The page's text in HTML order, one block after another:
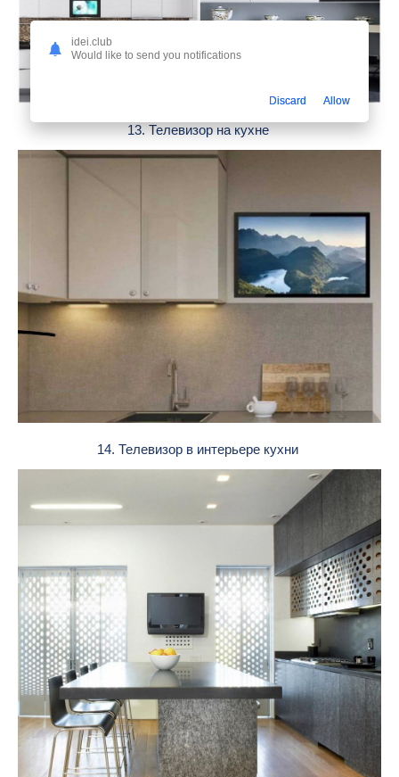
13. Телевизор на кухне
14. Телевизор в интерьере кухни
idei.club
Would like to send you notifications
Discard Allow